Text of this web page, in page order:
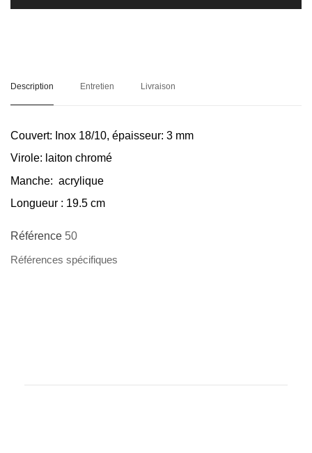
Description Entretien Livraison
Couvert: Inox 18/10, épaisseur: 3 mm
Virole: laiton chromé
Manche: acrylique
Longueur : 19.5 cm
Référence 50
Références spécifiques